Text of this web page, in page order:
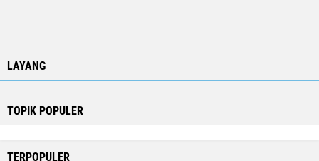
LAYANG
TOPIK POPULER
TERPOPULER